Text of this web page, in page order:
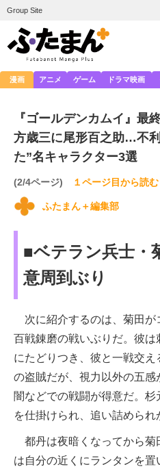
Group Site
漫画 アニメ ゲーム ドラマ映画
『ゴールデンカムイ』最
方歳三に尾形百之助…不
た”名キャラクター3選
(2/4ページ) １ページ目から読む
ふたまん＋編集部
■ベテラン兵士・
意周到ぶり
次に紹介するのは、菊田が
百戦錬磨の戦いぶりだ。彼
にたどりつき、彼と一戦交え
の盗賊だが、視力以外の五
闇などでの戦闘が得意だ。
を仕掛けられ、追い詰められ
都丹は夜暗くなってから菊
は自分の近くにランタンを